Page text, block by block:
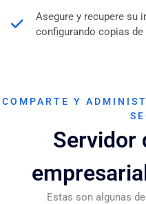
Asegure y recupere su
configurando copias de
COMPARTE Y
Servidor
Estas son algunas